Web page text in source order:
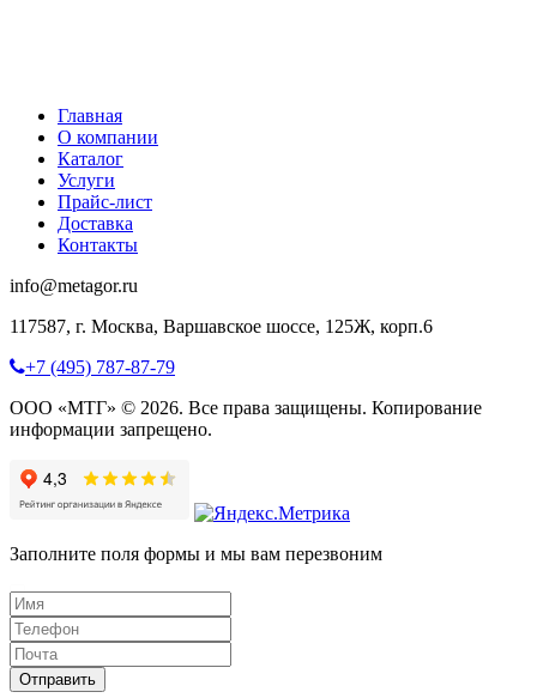
Главная
О компании
Каталог
Услуги
Прайс-лист
Доставка
Контакты
info@metagor.ru
117587, г. Москва, Варшавское шоссе, 125Ж, корп.6
+7 (495) 787-87-79
ООО «МТГ» © 2026. Все права защищены. Копирование
информации запрещено.
Заполните поля формы и мы вам перезвоним
Отправить